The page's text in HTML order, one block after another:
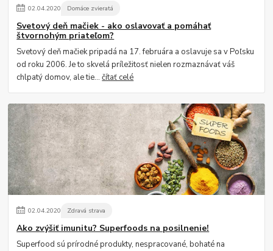
02.04.2020 Domáce zvieratá
Svetový deň mačiek - ako oslavovať a pomáhať
štvornohým priateľom?
Svetový deň mačiek pripadá na 17. februára a oslavuje sa v Poľsku
od roku 2006. Je to skvelá príležitosť nielen rozmaznávať váš
chlpatý domov, ale tie...čítať celé
02.04.2020 Zdravá strava
Ako zvýšiť imunitu? Superfoods na posilnenie!
Superfood sú prírodné produkty, nespracované, bohaté na